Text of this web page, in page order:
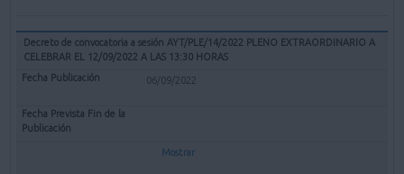
Decreto de convocatoria a sesión AYT/PLE/14/2022 PLENO EXTRAORDINARIO A
CELEBRAR EL 12/09/2022 A LAS 13:30 HORAS
06/09/2022
Mostrar